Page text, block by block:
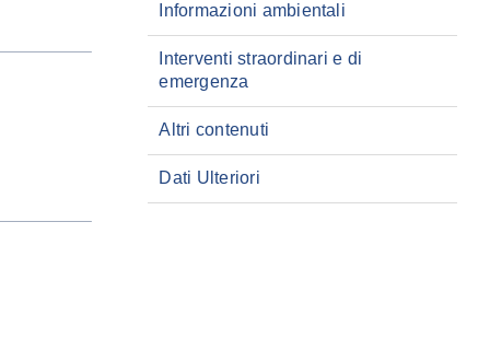
Informazioni ambientali
Interventi straordinari e di
emergenza
Altri contenuti
Dati Ulteriori